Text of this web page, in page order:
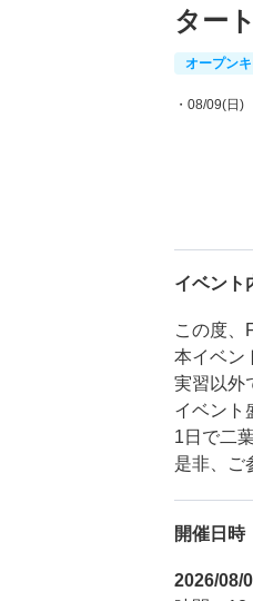
タート
オープン
・08/09(日)
イベント
この度、
本イベン
実習以外
イベント
1日で二
是非、ご
開催日時
2026/08/